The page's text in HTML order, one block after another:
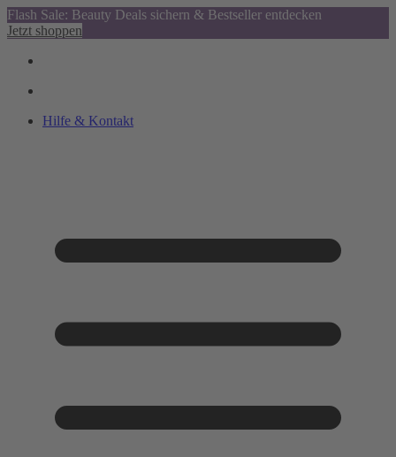
Flash Sale: Beauty Deals sichern & Bestseller entdecken
Jetzt shoppen
Hilfe & Kontakt